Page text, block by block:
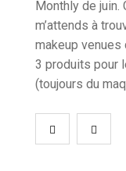
Monthly de juin.
m’attends à
makeup venues
3 produits pour
(toujours du